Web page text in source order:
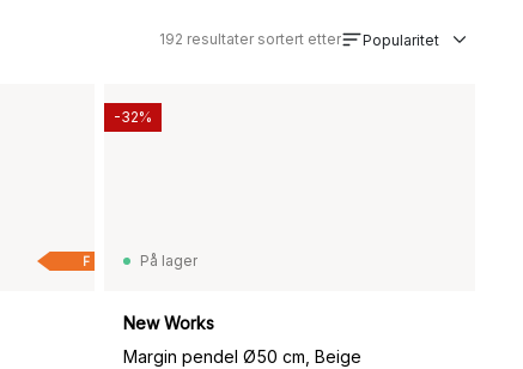
192 resultater sortert etter Popularitet
F På lager
New Works
Margin pendel Ø50 cm, Beige
-32%